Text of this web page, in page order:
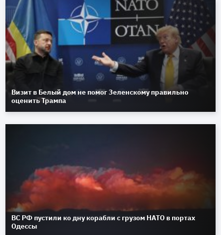
Визит в Белый дом не помог Зеленскому правильно
оценить Трампа
ВС РФ пустили ко дну корабли с грузом НАТО в портах
Одессы